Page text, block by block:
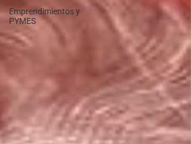
Emprendimientos y
PYMES